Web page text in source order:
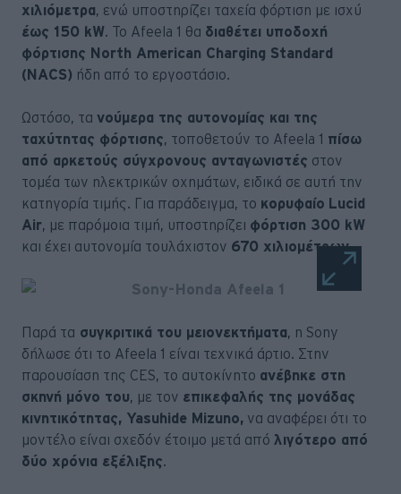
χιλιόμετρα , ενώ υποστηρίζει ταχεία φόρτιση με ισχύ
έως 150 kW . Το Afeela 1 θα διαθέτει υποδοχή
φόρτισης North American Charging Standard
(NACS) ήδη από το εργοστάσιο.
Ωστόσο, τα νούμερα της αυτονομίας και της
ταχύτητας φόρτισης , τοποθετούν το Afeela 1 πίσω
από αρκετούς σύγχρονους ανταγωνιστές στον
τομέα των ηλεκτρικών οχημάτων, ειδικά σε αυτή την
κατηγορία τιμής. Για παράδειγμα, το κορυφαίο Lucid
Air , με παρόμοια τιμή, υποστηρίζει φόρτιση 300 kW
και έχει αυτονομία τουλάχιστον 670 χιλιομέτρων.
Παρά τα συγκριτικά του μειονεκτήματα , η Sony
δήλωσε ότι το Afeela 1 είναι τεχνικά άρτιο. Στην
παρουσίαση της CES, το αυτοκίνητο ανέβηκε στη
σκηνή μόνο του , με τον επικεφαλής της μονάδας
κινητικότητας, Yasuhide Mizuno, να αναφέρει ότι το
μοντέλο είναι σχεδόν έτοιμο μετά από λιγότερο από
δύο χρόνια εξέλιξης